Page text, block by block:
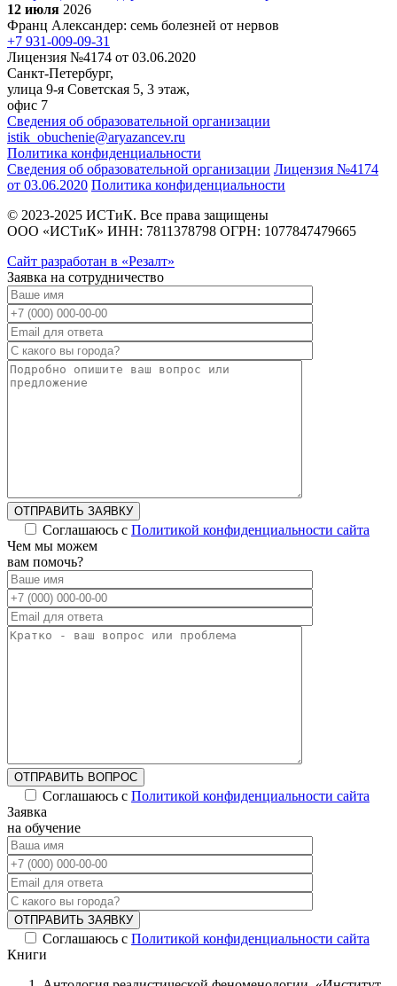
12 июля 2026
Франц Александер: семь болезней от нервов
+7 931-009-09-31
Лицензия №4174 от 03.06.2020
Санкт-Петербург,
улица 9-я Советская 5​, 3 этаж,
офис 7
Сведения об образовательной организации
istik_obuchenie@aryazancev.ru
Политика конфиденциальности
Сведения об образовательной организации Лицензия №4174
от 03.06.2020 Политика конфиденциальности
© 2023-2025 ИСТиК. Все права защищены
ООО «ИСТиК» ИНН: 7811378798 ОГРН: 1077847479665
Сайт разработан в «Резалт»
Заявка на сотрудничество
ОТПРАВИТЬ ЗАЯВКУ
Соглашаюсь с Политикой конфиденциальности сайта
Чем мы можем
вам помочь?
ОТПРАВИТЬ ВОПРОС
Соглашаюсь с Политикой конфиденциальности сайта
Заявка
на обучение
ОТПРАВИТЬ ЗАЯВКУ
Соглашаюсь с Политикой конфиденциальности сайта
Книги